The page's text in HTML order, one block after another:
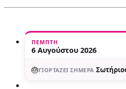
ΠΈΜΠΤΗ
6 Αυγούστου 2026
🎂ΓΙΟΡΤΆΖΕΙ ΣΉΜΕΡΑ